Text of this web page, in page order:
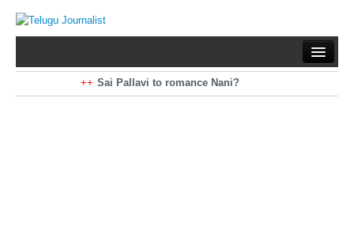
Sai Pallavi to romance Nani?
Kiara Advani to romance Pawan Kalyan